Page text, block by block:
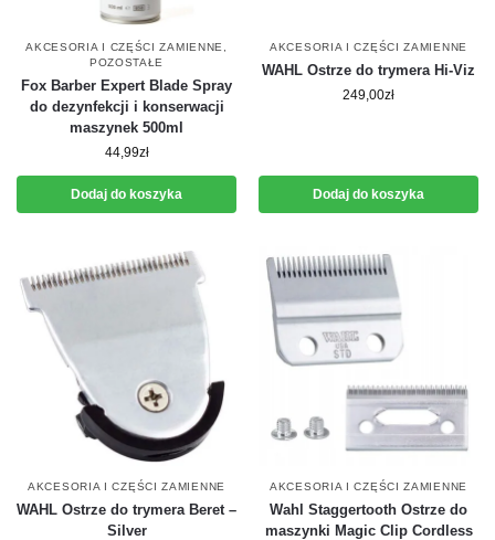
AKCESORIA I CZĘŚCI ZAMIENNE
POZOSTAŁE
Fox Barber Expert Blade Spray
do dezynfekcji i konserwacji
maszynek 500ml
44,99zł
Dodaj do koszyka
AKCESORIA I CZĘŚCI ZAMIENNE
WAHL Ostrze do trymera Hi-Viz
249,00zł
Dodaj do koszyka
AKCESORIA I CZĘŚCI ZAMIENNE
WAHL Ostrze do trymera Beret –
Silver
AKCESORIA I CZĘŚCI ZAMIENNE
Wahl Staggertooth Ostrze do
maszynki Magic Clip Cordless